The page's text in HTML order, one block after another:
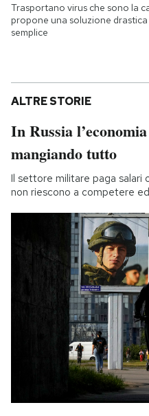
Trasportano virus che sono la
propone una soluzione
semplice
ALTRE STORIE
In Russia
mangiando tutto
Il settore militare paga salari
non riescono a competere